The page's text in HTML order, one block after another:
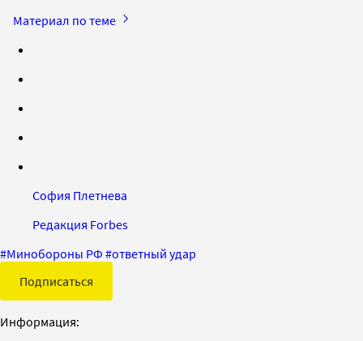
Материал по теме
София Плетнева
Редакция Forbes
#Минобороны РФ #ответный удар
Подписаться
Информация: